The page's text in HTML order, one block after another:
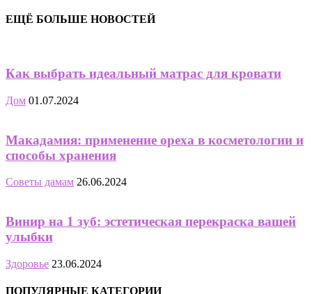
ЕЩЁ БОЛЬШЕ НОВОСТЕЙ
Как выбрать идеальный матрас для кровати
Дом 01.07.2024
Макадамия: применение ореха в косметологии и
способы хранения
Советы дамам 26.06.2024
Винир на 1 зуб: эстетическая перекраска вашей
улыбки
Здоровье 23.06.2024
ПОПУЛЯРНЫЕ КАТЕГОРИИ